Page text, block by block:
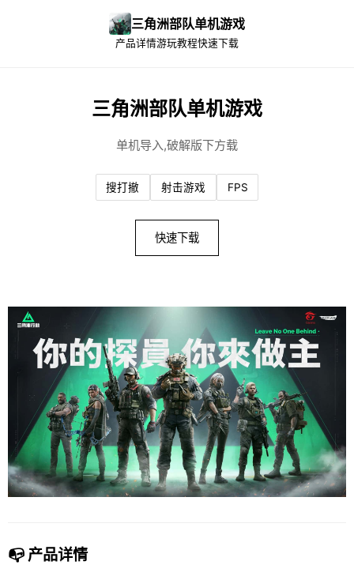
三角洲部队单机游戏
产品详情游玩教程快速下载
三角洲部队单机游戏
单机导入,破解版下方载
搜打撤 射击游戏 FPS
快速下载
📭 产品详情